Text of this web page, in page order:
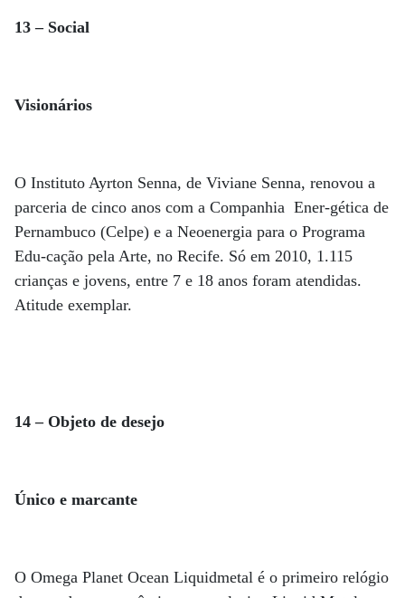
13 – Social
Visionários
O Instituto Ayrton Senna, de Viviane Senna, renovou a
parceria de cinco anos com a Companhia Ener-gética de
Pernambuco (Celpe) e a Neoenergia para o Programa
Edu-cação pela Arte, no Recife. Só em 2010, 1.115
crianças e jovens, entre 7 e 18 anos foram atendidas.
Atitude exemplar.
14 – Objeto de desejo
Único e marcante
O Omega Planet Ocean Liquidmetal é o primeiro relógio